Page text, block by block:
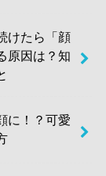
けたら「顔
原因は？知
に！？可愛